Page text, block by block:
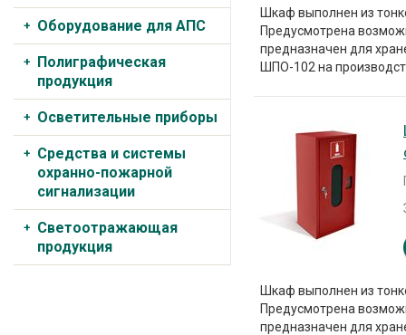
Шкаф выполнен из
Предусмотрена
предназначен для
ШПО-102 на
Шкаф выполнен из
Предусмотрена
предназначен для
Оборудование для АПС
Полиграфическая
продукция
Осветительные приборы
Средства и системы
охранно-пожарной
сигнализации
Светоотражающая
продукция